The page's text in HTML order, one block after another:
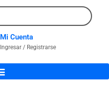
Mi Cuenta
Ingresar / Registrarse